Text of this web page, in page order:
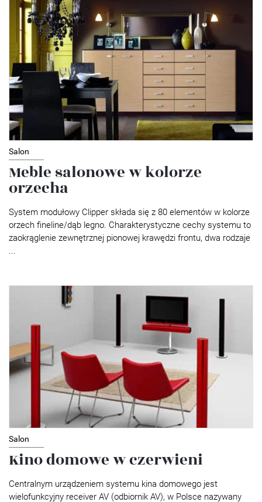
Salon
Meble salonowe w kolorze
orzecha
System modułowy Clipper składa się z 80 elementów w kolorze
orzech fineline/dąb legno. Charakterystyczne cechy systemu to
zaokrąglenie zewnętrznej pionowej krawędzi frontu, dwa rodzaje
...
Salon
Kino domowe w czerwieni
Centralnym urządzeniem systemu kina domowego jest
wielofunkcyjny receiver AV (odbiornik AV), w Polsce nazywany